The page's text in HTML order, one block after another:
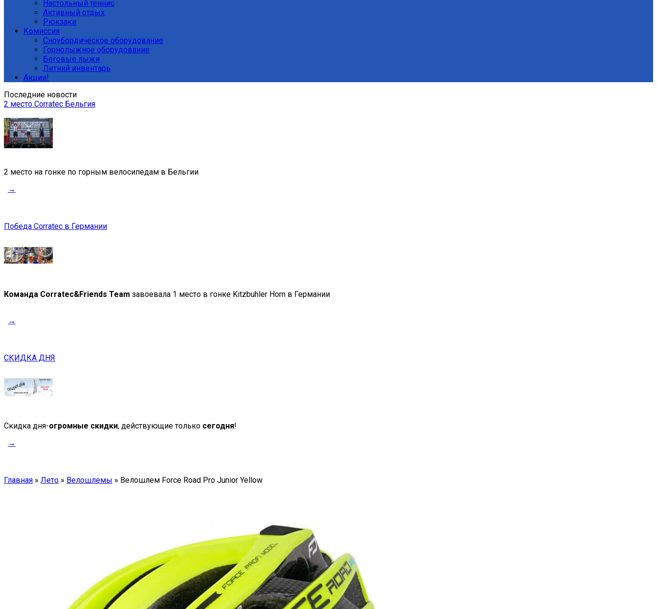
Настольный теннис
Активный отдых
Рюкзаки
Комиссия
Сноубордическое оборудование
Горнолыжное оборудование
Беговые лыжи
Летний инвентарь
Акции!
Последние новости
2 место Corratec Бельгия
2 место на гонке по горным велосипедам в Бельгии
→
Победа Corratec в Германии
Команда Corratec&Friends Team завоевала 1 место в гонке Kitzbuhler Horn в Германии
→
СКИДКА ДНЯ
Скидка дня-огромные скидки, действующие только сегодня!
→
Главная » Лето » Велошлемы » Велошлем Force Road Pro Junior Yellow